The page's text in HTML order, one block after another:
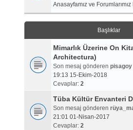
Anasayfamız ve Forumlarımız
Başlıklar
Mimarlık Üzerine On
Architectura)
Son mesaj gönderen pisagoy
19:13 15-Ekim-2018
Cevaplar: 2
Tüba Kültür Envanteri
Son mesaj gönderen
21:01 01-Nisan-2017
Cevaplar: 2